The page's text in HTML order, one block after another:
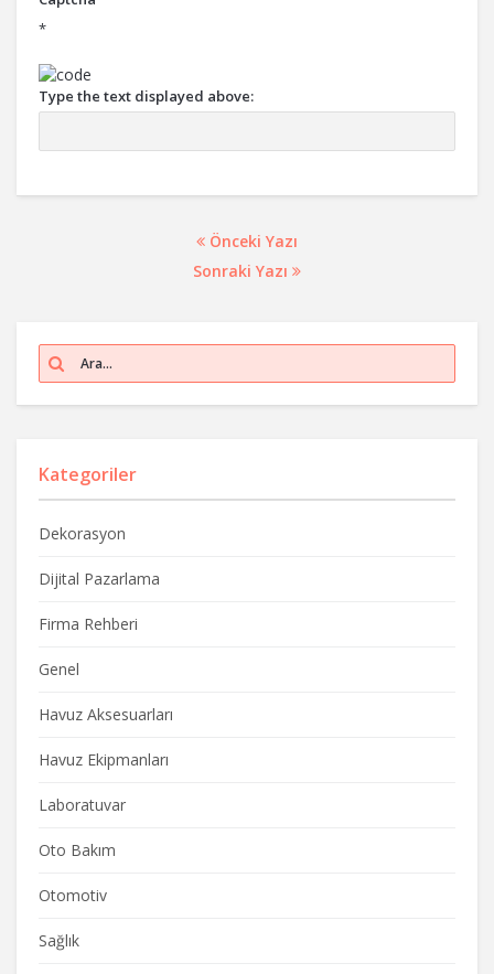
*
Type the text displayed above:
Önceki Yazı
Sonraki Yazı
Kategoriler
Dekorasyon
Dijital Pazarlama
Firma Rehberi
Genel
Havuz Aksesuarları
Havuz Ekipmanları
Laboratuvar
Oto Bakım
Otomotiv
Sağlık